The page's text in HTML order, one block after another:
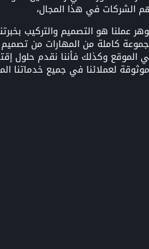
الشركات في هذا المجال،
عملنا هو التصميم والتركيب
كاملة من المهارات من تصميم
الموقع وكذلك فأننا نقدم حلول
لعملائنا في جميع خدماتنا